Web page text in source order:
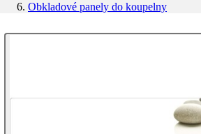
Obkladové panely do koupelny